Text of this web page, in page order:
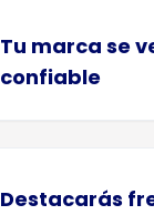
Tu marca se
confiable
Destacarás